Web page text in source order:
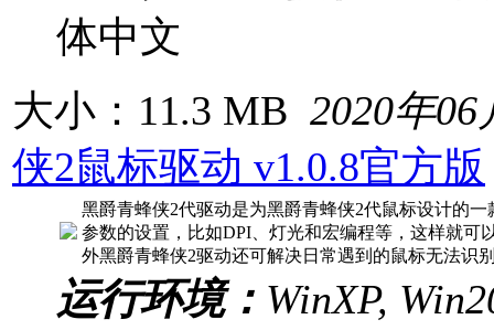
体中文
大小：11.3 MB 2020年06
侠2鼠标驱动 v1.0.8官方版
黑爵青蜂侠2代驱动是为黑爵青蜂侠2代鼠标设计的
参数的设置，比如DPI、灯光和宏编程等，这样就可
外黑爵青蜂侠2驱动还可解决日常遇到的鼠标无法识
运行环境： WinXP,